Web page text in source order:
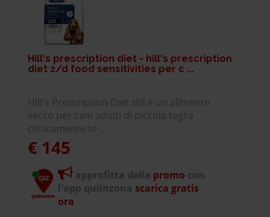
Hill's prescription diet - hill's prescription
diet z/d food sensitivities per c ...
Hill's Prescription Diet z/d è un alimento
secco per cani adulti di piccola taglia
clinicamente te ...
€ 145
approfitta della promo con
l'app quiinzona scarica gratis
ora